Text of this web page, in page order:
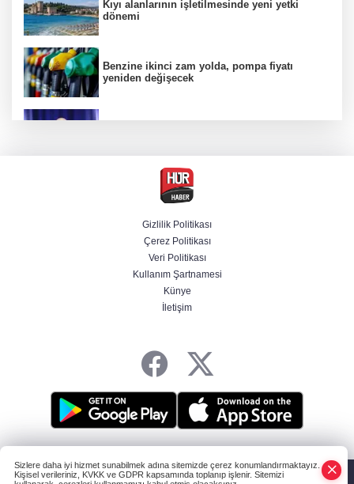
Kıyı alanlarının işletilmesinde yeni yetki
dönemi
Benzine ikinci zam yolda, pompa fiyatı
yeniden değişecek
Başsavcılıktan Muzaffer Şirin hakkında
gözaltı talimatı
Bakan Uraloğlu açıkladı: Türkiye’nin 7 aylık
havayolu trafiğinde yeni tablo
Cansever’den acı haber! Ünlü isimler peş
Gizlilik Politikası
Çerez Politikası
Veri Politikası
Kullanım Şartnamesi
Künye
İletişim
Tüm hakları saklıdır.
Sizlere daha iyi hizmet sunabilmek adına sitemizde çerez konumlandırmaktayız.
Kişisel verileriniz, KVKK ve GDPR kapsamında toplanıp işlenir. Sitemizi